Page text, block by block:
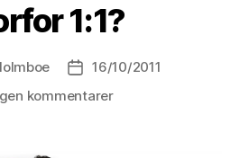
1:1?
Indlægsdato
16/10/2011
kommentarertil